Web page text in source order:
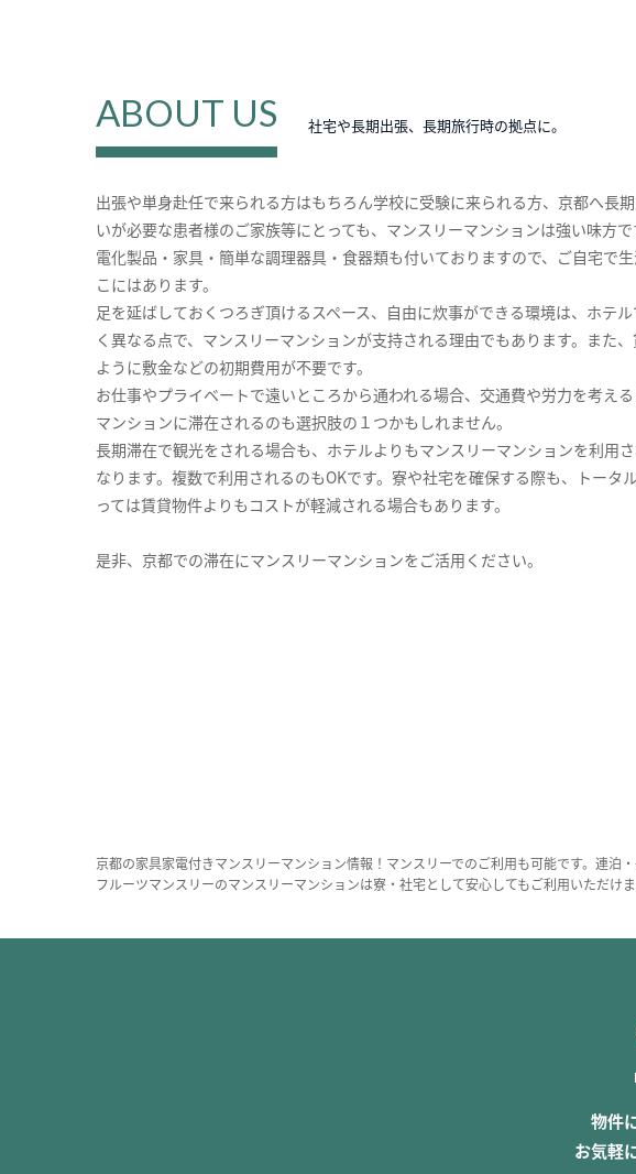
ABOUT US 社宅や長期出張、長期旅行時の拠点に。
出張や単身赴任で来られる方はもちろん学校に受験に来られる方、京都へ長
いが必要な患者様のご家族等にとっても、マンスリーマンションは強い味方で
電化製品・家具・簡単な調理器具・食器類も付いておりますので、ご自宅で
こにはあります。
足を延ばしておくつろぎ頂けるスペース、自由に炊事ができる環境は、ホテ
く異なる点で、マンスリーマンションが支持される理由でもあります。また
ように敷金などの初期費用が不要です。
お仕事やプライベートで遠いところから通われる場合、交通費や労力を考え
マンションに滞在されるのも選択肢の１つかもしれません。
長期滞在で観光をされる場合も、ホテルよりもマンスリーマンションを利用
なります。複数で利用されるのもOKです。寮や社宅を確保する際も、トータ
っては賃貸物件よりもコストが軽減される場合もあります。
是非、京都での滞在にマンスリーマンションをご活用ください。
京都の家具家電付きマンスリーマンション情報！マンスリーでのご利用も可能です。連泊
フルーツマンスリーのマンスリーマンションは寮・社宅として安心してもご利用いただけ
物件
お気軽